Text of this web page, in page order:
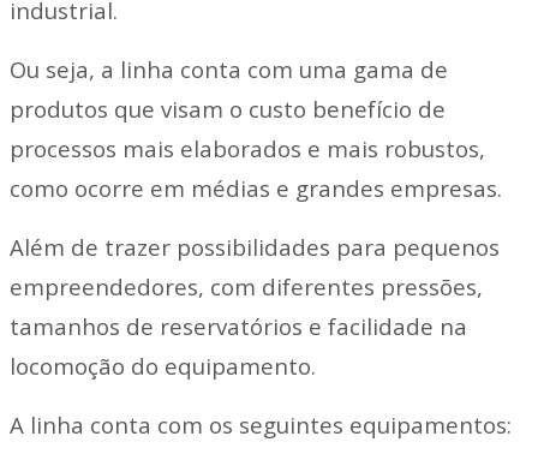
industrial.
Ou seja, a linha conta com uma gama de
produtos que visam o custo benefício de
processos mais elaborados e mais robustos,
como ocorre em médias e grandes empresas.
Além de trazer possibilidades para pequenos
empreendedores, com diferentes pressões,
tamanhos de reservatórios e facilidade na
locomoção do equipamento.
A linha conta com os seguintes equipamentos: